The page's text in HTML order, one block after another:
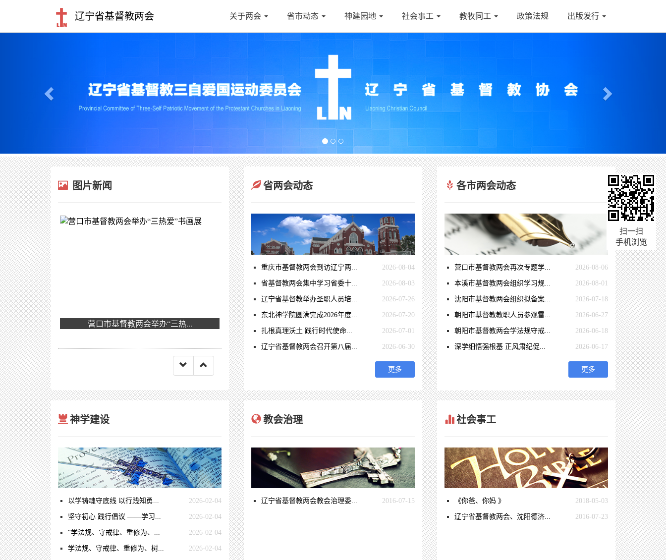
辽宁省基督教两会 关于两会 省市动态 神建园地 社会事工 教牧同工 政策法规 出版发行
图片新闻
营口市基督教两会举办“三热...
省两会动态
重庆市基督教两会到访辽宁两... 2026-08-04
省基督教两会集中学习省委十... 2026-08-03
辽宁省基督教举办圣职人员培... 2026-07-26
东北神学院圆满完成2026年度... 2026-07-20
扎根真理沃土 践行时代使命... 2026-07-01
辽宁省基督教两会召开第八届... 2026-06-30
更多
各市两会动态
营口市基督教两会再次专题学... 2026-08-06
本溪市基督教两会组织学习规... 2026-08-01
沈阳市基督教两会组织拟备案... 2026-07-18
朝阳市基督教教职人员参观雷... 2026-06-27
朝阳市基督教两会学法规守戒... 2026-06-18
深学细悟强根基 正风肃纪促... 2026-06-17
更多
神学建设
以学铸魂守底线 以行践知勇... 2026-02-04
坚守初心 践行倡议 ——学习... 2026-02-04
“学法规、守戒律、重修为、... 2026-02-04
学法规、守戒律、重修为、树... 2026-02-04
教会治理
辽宁省基督教两会教会治理委... 2016-07-15
社会事工
《你爸、你妈 》 2018-05-03
辽宁省基督教两会、沈阳德济... 2016-07-23
扫一扫
手机浏览